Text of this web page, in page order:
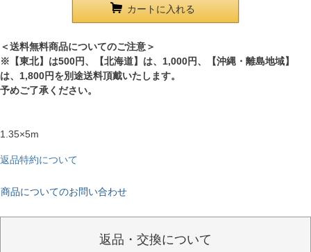
カートに入れる
＜送料無料商品についてのご注意＞
※【東北】は500円、【北海道】は、1,000円、【沖縄・離島地域】
は、1,800円を別途送料頂戴いたします。
予めご了承ください。
1.35×5m
返品特約について
商品についてのお問い合わせ
返品・交換について